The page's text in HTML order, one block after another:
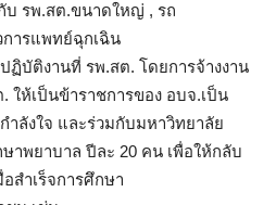
บ รพ.สต.ขนาดใหญ่ , รถ
การแพทย์ฉุกเฉิน
ฏิบัติงานที่ รพ.สต. โดยการจ้างงาน
ให้เป็นข้าราชการของ อบจ.เป็น
ำลังใจ และร่วมกับมหาวิทยาลัย
าพยาบาล ปีละ 20 คน เพื่อให้กลับ
สำเร็จการศึกษา